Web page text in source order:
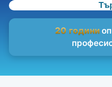
20 години